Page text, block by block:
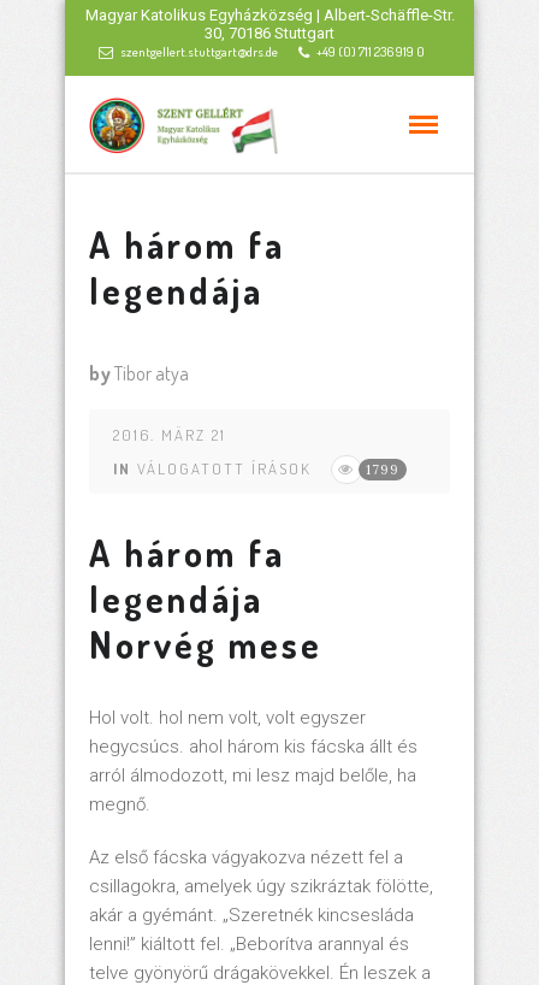
Magyar Katolikus Egyházközség | Albert-Schäffle-Str.
30, 70186 Stuttgart
szentgellert.stuttgart@drs.de +49 (0) 711 236 919 0
A három fa
legendája
byTibor atya
2016. MÄRZ 21
IN VÁLOGATOTT ÍRÁSOK 1799
A három fa
legendája
Norvég mese
Hol volt. hol nem volt, volt egyszer
hegycsúcs. ahol három kis fácska állt és
arról álmodozott, mi lesz majd belőle, ha
megnő.
Az első fácska vágyakozva nézett fel a
csillagokra, amelyek úgy szikráztak fölötte,
akár a gyémánt. „Szeretnék kincsesláda
lenni!” kiáltott fel. „Beborítva arannyal és
telve gyönyörű drágakövekkel. Én leszek a